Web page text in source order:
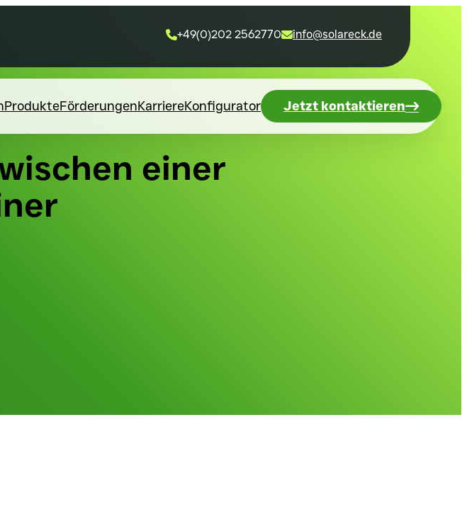
+49(0)202 2562770info@solareck.de
ProdukteFörderungenKarriereKonfigurator Jetzt kontaktieren
einer